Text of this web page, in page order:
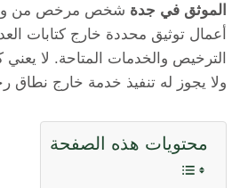
الموثق في جدة شخص مرخص من
أعمال توثيق محددة خارج كتابات
الترخيص والخدمات المتاحة. لا يعني
ولا يجوز له تنفيذ خدمة خارج نطاق
محتويات هذه الصفحة